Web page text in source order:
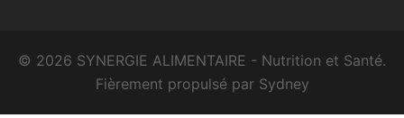
© 2026 SYNERGIE ALIMENTAIRE - Nutrition et Santé.
Fièrement propulsé par Sydney